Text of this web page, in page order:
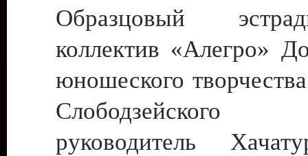
Образцовый
коллектив «Алегро»
юношеского
руководитель